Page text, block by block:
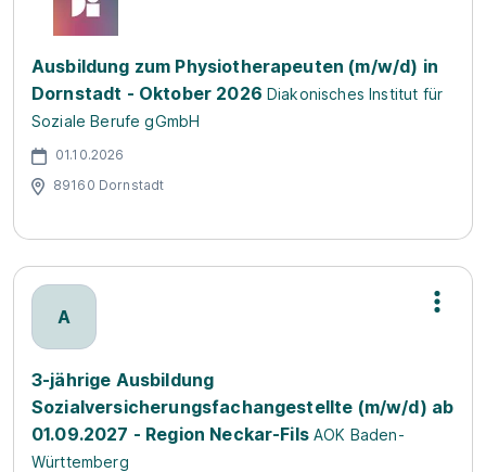
Ausbildung zum Physiotherapeuten (m/w/d) in
Dornstadt - Oktober 2026 Diakonisches Institut für
Soziale Berufe gGmbH
01.10.2026
89160 Dornstadt
A
3-jährige Ausbildung
Sozialversicherungsfachangestellte (m/w/d) ab
01.09.2027 - Region Neckar-Fils AOK Baden-
Württemberg